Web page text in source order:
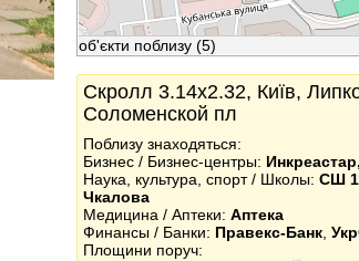
об'єкти поблизу (5)
Скролл 3.14x2.32, Київ,
Соломенской пл
Поблизу знаходяться:
Бизнес / Бизнес-центры:
Наука, культура, спорт / Школы: СШ
Чкалова
Медицина / Аптеки: Аптека
Финансы / Банки: Правекс-Банк
Площини поруч: